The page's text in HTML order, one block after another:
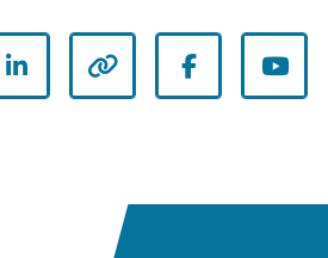
LinkedInandere Facebook